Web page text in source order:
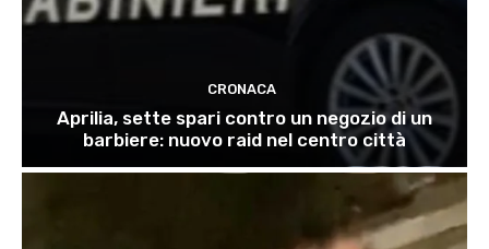
CRONACA
Aprilia, sette spari contro un negozio di un
barbiere: nuovo raid nel centro città